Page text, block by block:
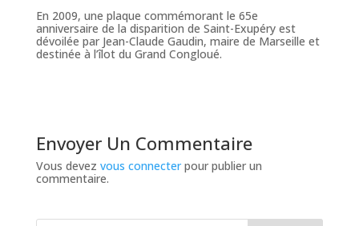
En 2009, une plaque commémorant le 65e
anniversaire de la disparition de Saint-Exupéry est
dévoilée par Jean-Claude Gaudin, maire de Marseille et
destinée à l’îlot du Grand Congloué.
Envoyer Un Commentaire
Vous devez vous connecterpour publier un
commentaire.